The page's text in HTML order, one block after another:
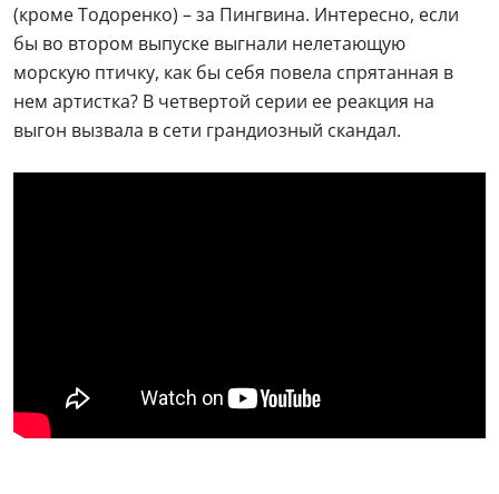
(кроме Тодоренко) – за Пингвина. Интересно, если
бы во втором выпуске выгнали нелетающую
морскую птичку, как бы себя повела спрятанная в
нем артистка? В четвертой серии ее реакция на
выгон вызвала в сети грандиозный скандал.